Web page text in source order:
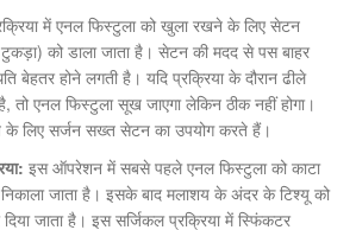
में एनल फिस्टुला को खुला रखने के लिए सेटन
को डाला जाता है। सेटन की मदद से पस बाहर
बेहतर होने लगती है। यदि प्रक्रिया के दौरान ढीले
एनल फिस्टुला सूख जाएगा लेकिन ठीक नहीं होगा।
के लिए सर्जन सख्त सेटन का उपयोग करते हैं।
इस ऑपरेशन में सबसे पहले एनल फिस्टुला को काटा
जाता है। इसके बाद मलाशय के अंदर के टिश्यू को
जाता है। इस सर्जिकल प्रक्रिया में स्फिंकटर